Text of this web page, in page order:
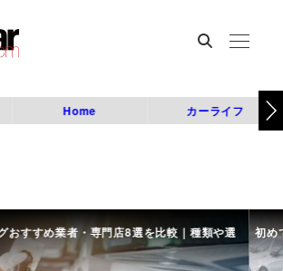
Home カーライフ
おすすめ業者・専門店8選を比較｜種類や選 初め